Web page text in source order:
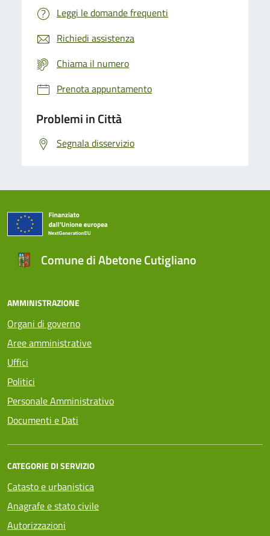
Leggi le domande frequenti
Richiedi assistenza
Chiama il numero
Prenota appuntamento
Problemi in Città
Segnala disservizio
Comune di Abetone Cutigliano
AMMINISTRAZIONE
Organi di governo
Aree amministrative
Uffici
Politici
Personale Amministrativo
Documenti e Dati
CATEGORIE DI SERVIZIO
Catasto e urbanistica
Anagrafe e stato civile
Autorizzazioni